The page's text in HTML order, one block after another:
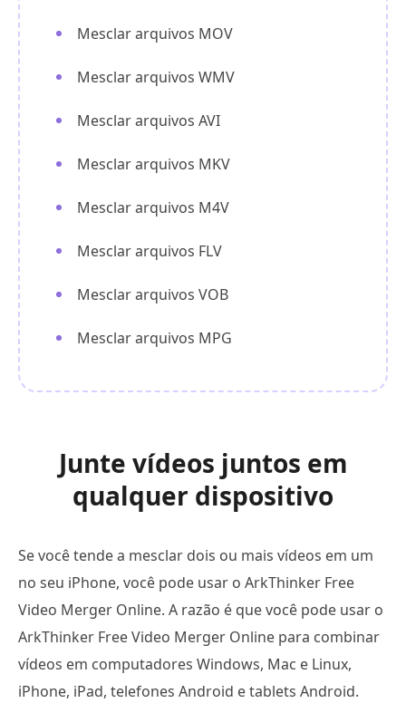
Mesclar arquivos MOV
Mesclar arquivos WMV
Mesclar arquivos AVI
Mesclar arquivos MKV
Mesclar arquivos M4V
Mesclar arquivos FLV
Mesclar arquivos VOB
Mesclar arquivos MPG
Junte vídeos juntos em
qualquer dispositivo
Se você tende a mesclar dois ou mais vídeos em um
no seu iPhone, você pode usar o ArkThinker Free
Video Merger Online. A razão é que você pode usar o
ArkThinker Free Video Merger Online para combinar
vídeos em computadores Windows, Mac e Linux,
iPhone, iPad, telefones Android e tablets Android.